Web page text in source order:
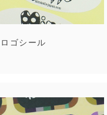
ロゴシール